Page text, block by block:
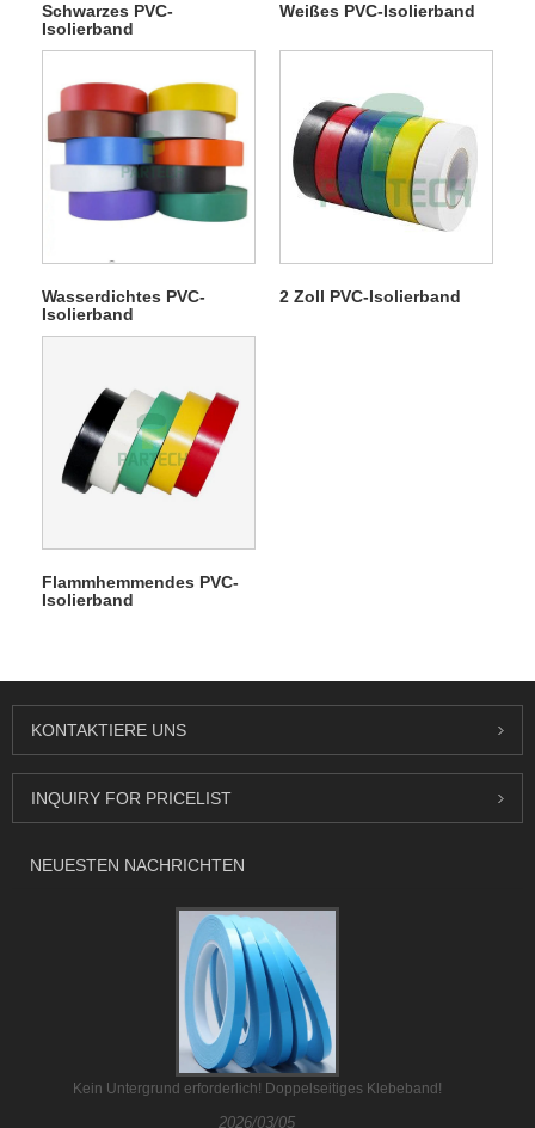
Schwarzes PVC-
Isolierband
Weißes PVC-Isolierband
Wasserdichtes PVC-
Isolierband
2 Zoll PVC-Isolierband
Flammhemmendes PVC-
Isolierband
KONTAKTIERE UNS
INQUIRY FOR PRICELIST
NEUESTEN NACHRICHTEN
Kein Untergrund erforderlich! Doppelseitiges Klebeband!
2026/03/05